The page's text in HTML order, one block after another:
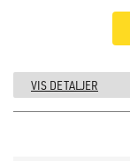
VIS DETALJER